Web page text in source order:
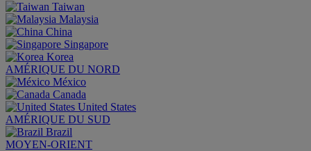
Taiwan
Malaysia
China
Singapore
Korea
AMÉRIQUE DU NORD
México
Canada
United States
AMÉRIQUE DU SUD
Brazil
MOYEN-ORIENT